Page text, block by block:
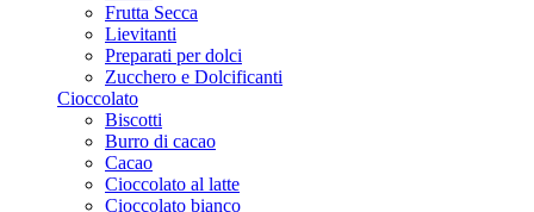
Frutta Secca
Lievitanti
Preparati per dolci
Zucchero e Dolcificanti
Cioccolato
Biscotti
Burro di cacao
Cacao
Cioccolato al latte
Cioccolato bianco